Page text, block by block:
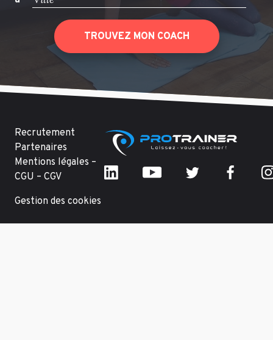
TROUVEZ MON COACH
Recrutement
Partenaires
Mentions légales –
CGU – CGV
Gestion des cookies